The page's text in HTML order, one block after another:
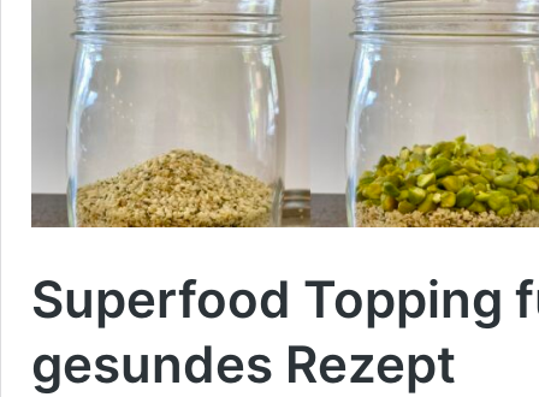
Superfood Topping
gesundes Rezept